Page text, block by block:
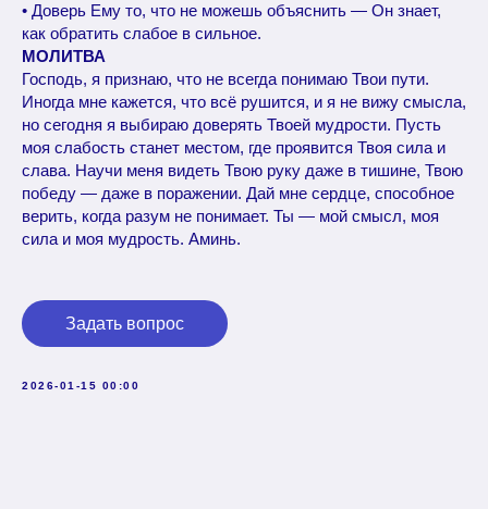
• Доверь Ему то, что не можешь объяснить — Он знает,
как обратить слабое в сильное.
МОЛИТВА
Господь, я признаю, что не всегда понимаю Твои пути.
Иногда мне кажется, что всё рушится, и я не вижу смысла,
но сегодня я выбираю доверять Твоей мудрости. Пусть
моя слабость станет местом, где проявится Твоя сила и
слава. Научи меня видеть Твою руку даже в тишине, Твою
победу — даже в поражении. Дай мне сердце, способное
верить, когда разум не понимает. Ты — мой смысл, моя
сила и моя мудрость. Аминь.
Задать вопрос
2026-01-15 00:00